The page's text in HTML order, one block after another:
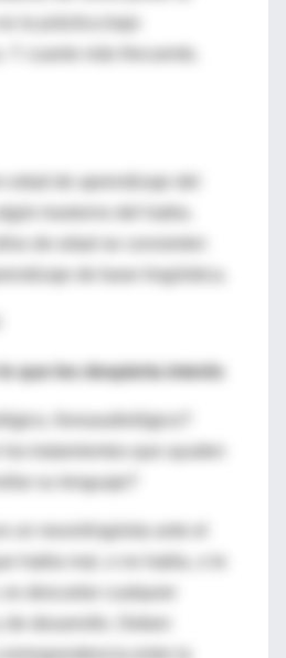
Y cuanto más frecuente,
edad de aprendizaje del
trastorno del habla.
de base lingüística.
que les despierta interés
fonoaudiológico?
su lenguaje?
un neurolingüista ante el
descartar cualquier
entre la